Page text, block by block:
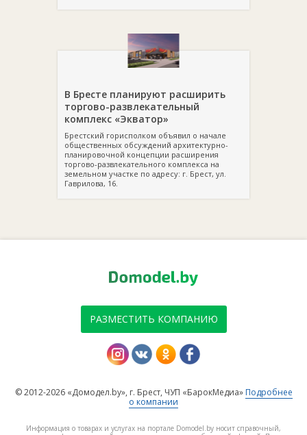
В Бресте планируют расширить
торгово-развлекательный
комплекс «Экватор»
Брестский горисполком объявил о начале
общественных обсуждений архитектурно-
планировочной концепции расширения
торгово-развлекательного комплекса на
земельном участке по адресу: г. Брест, ул.
Гаврилова, 16.
РАЗМЕСТИТЬ КОМПАНИЮ
© 2012-2026 «Домодел.by», г. Брест, ЧУП «БарокМедиа» Подробнее
о компании
Информация о товарах и услугах на портале Domodel.by носит справочный,